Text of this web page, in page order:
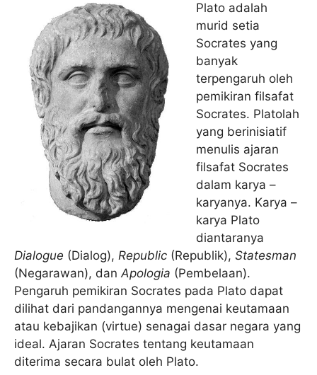
Plato adalah
murid setia
Socrates yang
banyak
terpengaruh oleh
pemikiran filsafat
Socrates. Platolah
yang berinisiatif
menulis ajaran
filsafat Socrates
dalam karya –
karyanya. Karya –
karya Plato
diantaranya
Dialogue (Dialog), Republic (Republik), Statesman
(Negarawan), danApologia (Pembelaan).
Pengaruh pemikiran Socrates pada Plato dapat
dilihat dari pandangannya mengenai keutamaan
atau kebajikan (virtue) senagai dasar negara yang
ideal. Ajaran Socrates tentang keutamaan
diterima secara bulat oleh Plato.